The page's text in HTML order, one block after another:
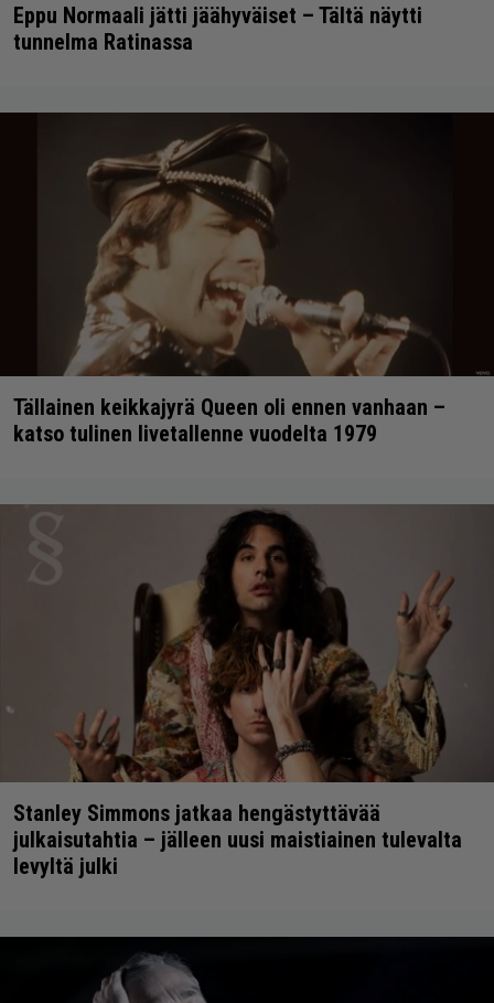
Eppu Normaali jätti jäähyväiset – Tältä näytti
tunnelma Ratinassa
Tällainen keikkajyrä Queen oli ennen vanhaan –
katso tulinen livetallenne vuodelta 1979
Stanley Simmons jatkaa hengästyttävää
julkaisutahtia – jälleen uusi maistiainen tulevalta
levyltä julki